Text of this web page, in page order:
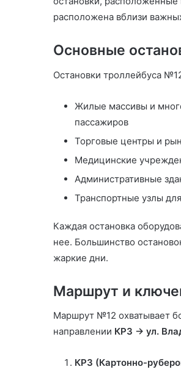
расположена вблизи
Основные
Остановки троллейбуса
Жилые массивы и
пассажиров
Торговые центры и
Медицинские
Административные
Транспортные узлы
Каждая остановка
нее. Большинство
жаркие дни.
Маршрут и
Маршрут №12 охватывает
направлении КРЗ → ул.
КРЗ (Картонно-